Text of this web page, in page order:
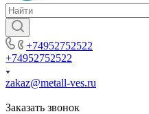
+74952752522
+74952752522
zakaz@metall-ves.ru
Заказать звонок